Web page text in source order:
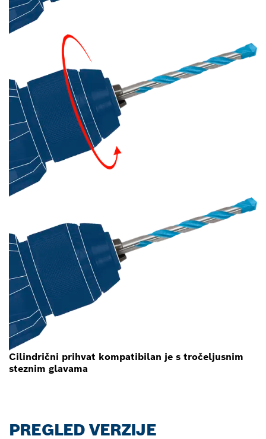
Cilindrični prihvat kompatibilan je s tročeljusnim
steznim glavama
PREGLED VERZIJE